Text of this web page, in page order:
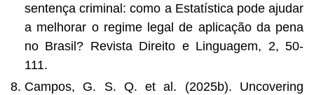
sentença criminal: como a Estatística pode ajudar
a melhorar o regime legal de aplicação da pena
no Brasil? Revista Direito e Linguagem, 2, 50-
111.
Campos, G. S. Q. et al. (2025b). Uncovering